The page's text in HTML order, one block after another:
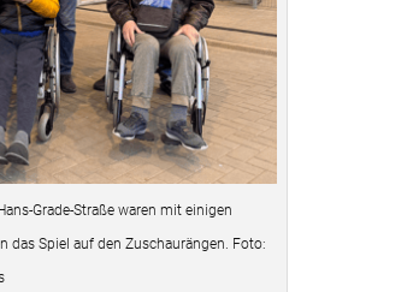
Grade-Straße waren mit einigen
das Spiel auf den Zuschaurängen. Foto: